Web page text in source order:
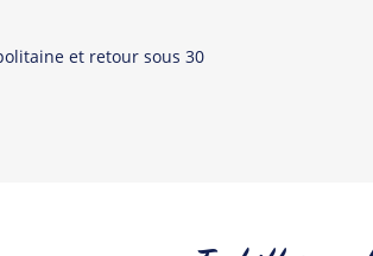
et retour sous 30